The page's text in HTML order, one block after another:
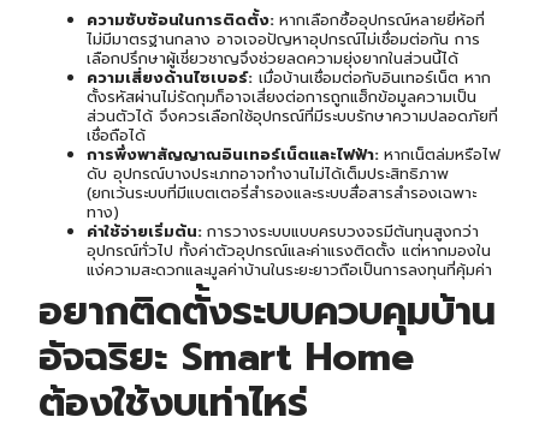
ความซับซ้อนในการติดตั้ง: หากเลือกซื้ออุปกรณ์หลายยี่ห้อที่
ไม่มีมาตรฐานกลาง อาจเจอปัญหาอุปกรณ์ไม่เชื่อมต่อกัน การ
เลือกปรึกษาผู้เชี่ยวชาญจึงช่วยลดความยุ่งยากในส่วนนี้ได้
ความเสี่ยงด้านไซเบอร์: เมื่อบ้านเชื่อมต่อกับอินเทอร์เน็ต หาก
ตั้งรหัสผ่านไม่รัดกุมก็อาจเสี่ยงต่อการถูกแฮ็กข้อมูลความเป็น
ส่วนตัวได้ จึงควรเลือกใช้อุปกรณ์ที่มีระบบรักษาความปลอดภัยที่
เชื่อถือได้
การพึ่งพาสัญญาณอินเทอร์เน็ตและไฟฟ้า: หากเน็ตล่มหรือไฟ
ดับ อุปกรณ์บางประเภทอาจทำงานไม่ได้เต็มประสิทธิภาพ
(ยกเว้นระบบที่มีแบตเตอรี่สำรองและระบบสื่อสารสำรองเฉพาะ
ทาง)
ค่าใช้จ่ายเริ่มต้น: การวางระบบแบบครบวงจรมีต้นทุนสูงกว่า
อุปกรณ์ทั่วไป ทั้งค่าตัวอุปกรณ์และค่าแรงติดตั้ง แต่หากมองใน
แง่ความสะดวกและมูลค่าบ้านในระยะยาวถือเป็นการลงทุนที่คุ้มค่า
อยากติดตั้งระบบควบคุมบ้าน
อัจฉริยะ Smart Home
ต้องใช้งบเท่าไหร่